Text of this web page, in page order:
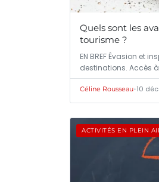
Quels sont les
tourisme ?
EN BREF Évasion et
destinations. Accès
Céline Rousseau•10
ACTIVITÉS EN PLEIN